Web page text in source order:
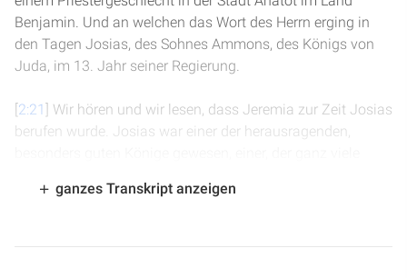
Benjamin. Und an welchen das Wort des Herrn erging in
den Tagen Josias, des Sohnes Ammons, des Königs von
Juda, im 13. Jahr seiner Regierung.
[2:21] Wir hören und wir lesen, dass Jeremia zur Zeit Josias
berufen wurde. Josias war einer der herausragenden,
abgeschafft und zwar so puristisch und umfassend wie
ganzes Transkript anzeigen